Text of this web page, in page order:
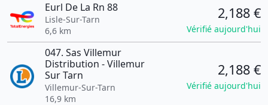
Eurl De La Rn 88
Lisle-Sur-Tarn
6,6 km
2,188 €
Vérifié aujourd'hui
047. Sas Villemur
Distribution - Villemur
Sur Tarn
Villemur-Sur-Tarn
16,9 km
2,188 €
Vérifié aujourd'hui